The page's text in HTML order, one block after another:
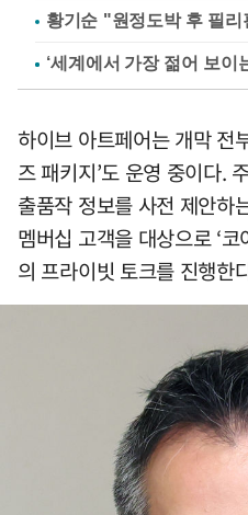
황기순 "원정도박 후 필
하이브 아트페어는 개막 전
즈 패키지’도 운영 중이다.
출품작 정보를 사전 제안하
멤버십 고객을 대상으로 ‘
의 프라이빗 토크를 진행한